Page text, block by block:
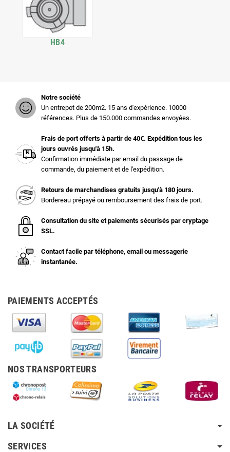
HB4
Notre société
Un entrepot de 200m2. 15 ans d'expérience. 10000
références. Plus de 150.000 commandes envoyées.
Frais de port offerts à partir de 40€. Expédition tous les
jours ouvrés jusqu'à 15h.
Confirmation immédiate par email du passage de
commande, du paiement et de l'expédition.
Retours de marchandises gratuits jusqu'à 180 jours.
Bordereau prépayé ou remboursement des frais de port.
Consultation du site et paiements sécurisés par cryptage
SSL.
Contact facile par téléphone, email ou messagerie
instantanée.
PAIEMENTS ACCEPTÉS
NOS TRANSPORTEURS
LA SOCIÉTÉ
SERVICES